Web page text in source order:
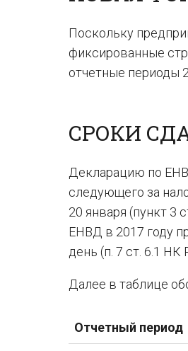
Поскольку
фиксированные
отчетные периоды
СРОКИ
Декларацию по
следующего за
20 января (пункт 3
ЕНВД в 2017 году
день (п. 7 ст. 6.1 НК
Далее в таблице
Отчетный период